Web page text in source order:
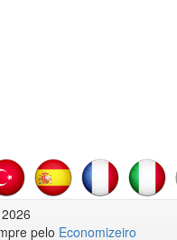
pelo Economizeiro